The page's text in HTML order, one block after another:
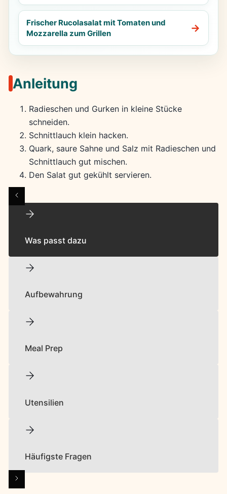
Frischer Rucolasalat mit Tomaten und
Mozzarella zum Grillen
Anleitung
Radieschen und Gurken in kleine Stücke
schneiden.
Schnittlauch klein hacken.
Quark, saure Sahne und Salz mit Radieschen und
Schnittlauch gut mischen.
Den Salat gut gekühlt servieren.
Was passt dazu
Aufbewahrung
Meal Prep
Utensilien
Häufigste Fragen